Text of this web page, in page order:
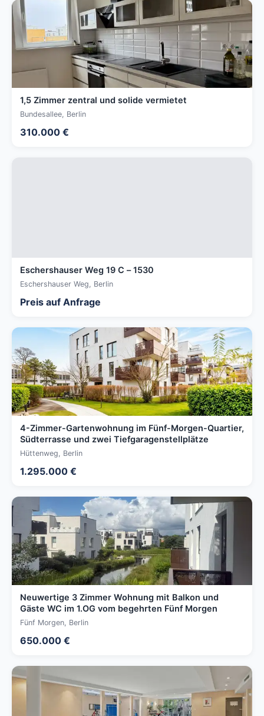
1,5 Zimmer zentral und solide vermietet
Bundesallee, Berlin
310.000 €
Eschershauser Weg 19 C – 1530
Eschershauser Weg, Berlin
Preis auf Anfrage
4-Zimmer-Gartenwohnung im Fünf-Morgen-Quartier,
Südterrasse und zwei Tiefgaragenstellplätze
Hüttenweg, Berlin
1.295.000 €
Neuwertige 3 Zimmer Wohnung mit Balkon und
Gäste WC im 1.OG vom begehrten Fünf Morgen
Fünf Morgen, Berlin
650.000 €